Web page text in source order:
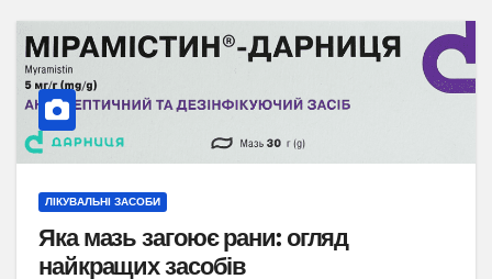
ЛІКУВАЛЬНІ ЗАСОБИ
Яка мазь загоює рани: огляд
найкращих засобів